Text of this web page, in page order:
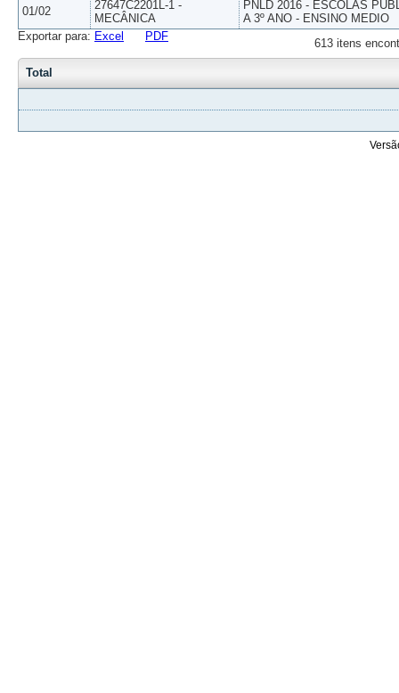
01/02
27647C2201L-1 -
MECÂNICA
PNLD 2016 - ESCOLAS
A 3º ANO - ENSINO MEDIO
613 itens
Exportar para: Excel PDF
Total